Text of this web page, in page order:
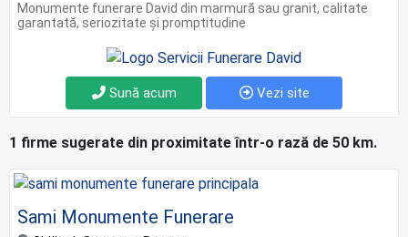
Monumente funerare David din marmură sau granit, calitate
garantată, seriozitate și promptitudine
Sună acum Vezi site
1 firme sugerate din proximitate într-o rază de 50 km.
Sami Monumente Funerare